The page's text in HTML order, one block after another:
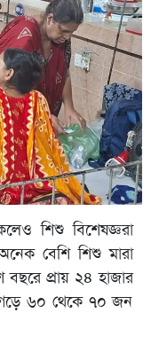
শিশু বিশেষজ্ঞরা
বেশি শিশু মারা
বছরে প্রায় ২৪ হাজার
গড়ে ৬০ থেকে ৭০ জন